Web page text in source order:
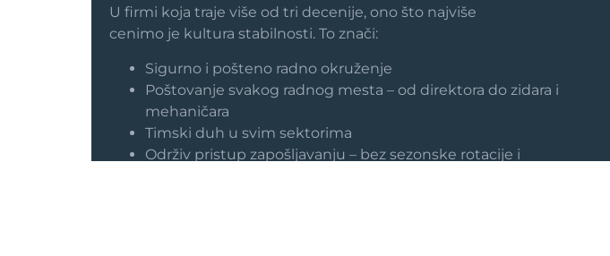
U firmi koja traje više od tri decenije, ono što najviše
cenimo je kultura stabilnosti. To znači:
Sigurno i pošteno radno okruženje
Poštovanje svakog radnog mesta – od direktora do zidara i
mehaničara
Timski duh u svim sektorima
Održiv pristup zapošljavanju – bez sezonske rotacije i